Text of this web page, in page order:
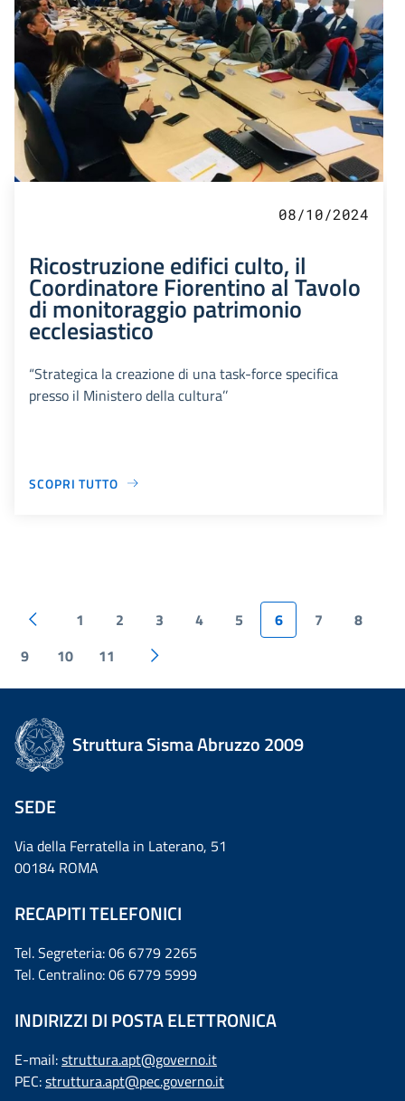
08/10/2024
Ricostruzione edifici culto, il
Coordinatore Fiorentino al Tavolo
di monitoraggio patrimonio
ecclesiastico
“Strategica la creazione di una task-force specifica
presso il Ministero della cultura’’
SCOPRI TUTTO
1 2 3 4 5 6 7
8
9
10 11
Struttura Sisma Abruzzo 2009
SEDE
Via della Ferratella in Laterano, 51
00184 ROMA
RECAPITI TELEFONICI
Tel. Segreteria: 06 6779 2265
Tel. Centralino: 06 6779 5999
INDIRIZZI DI POSTA ELETTRONICA
E-mail:struttura.apt@governo.it
PEC:struttura.apt@pec.governo.it